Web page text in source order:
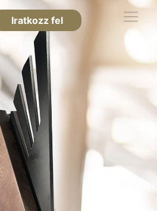
Iratkozz fel